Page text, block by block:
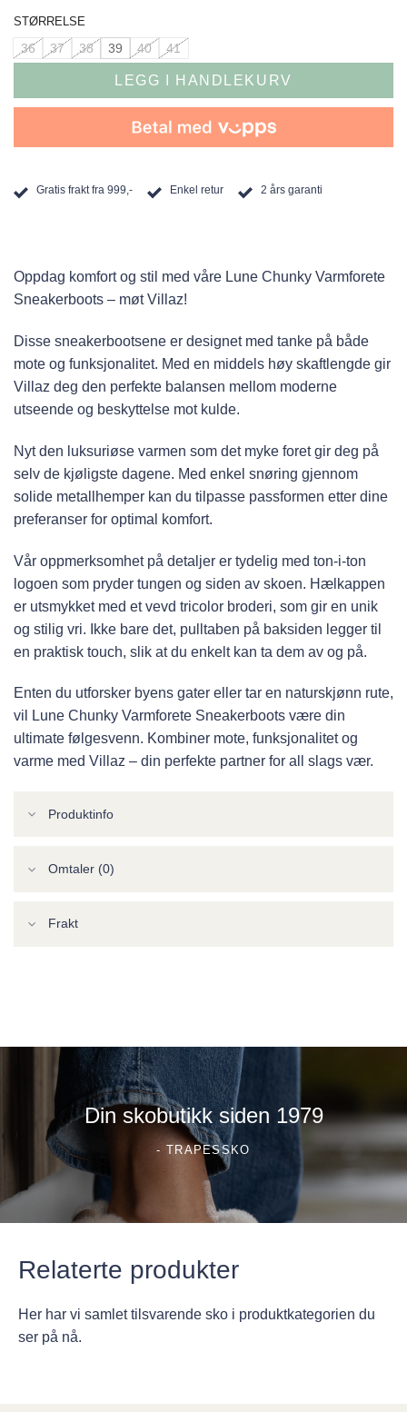
STØRRELSE
36 37 38 39 40 41
LEGG I HANDLEKURV
Gratis frakt fra 999,- Enkel retur 2 års garanti
Oppdag komfort og stil med våre Lune Chunky Varmforete
Sneakerboots – møt Villaz!
Disse sneakerbootsene er designet med tanke på både
mote og funksjonalitet. Med en middels høy skaftlengde gir
Villaz deg den perfekte balansen mellom moderne
utseende og beskyttelse mot kulde.
Nyt den luksuriøse varmen som det myke foret gir deg på
selv de kjøligste dagene. Med enkel snøring gjennom
solide metallhemper kan du tilpasse passformen etter dine
preferanser for optimal komfort.
Vår oppmerksomhet på detaljer er tydelig med ton-i-ton
logoen som pryder tungen og siden av skoen. Hælkappen
er utsmykket med et vevd tricolor broderi, som gir en unik
og stilig vri. Ikke bare det, pulltaben på baksiden legger til
en praktisk touch, slik at du enkelt kan ta dem av og på.
Enten du utforsker byens gater eller tar en naturskjønn rute,
vil Lune Chunky Varmforete Sneakerboots være din
ultimate følgesvenn. Kombiner mote, funksjonalitet og
varme med Villaz – din perfekte partner for all slags vær.
Produktinfo
Omtaler (0)
Frakt
Din skobutikk siden 1979
- TRAPESSKO
Relaterte produkter
Her har vi samlet tilsvarende sko i produktkategorien du
ser på nå.